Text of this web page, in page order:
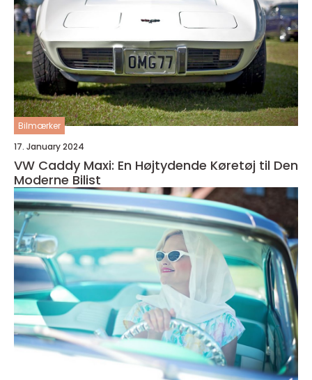
Bilmærker
17. January 2024
VW Caddy Maxi: En Højtydende Køretøj til Den
Moderne Bilist